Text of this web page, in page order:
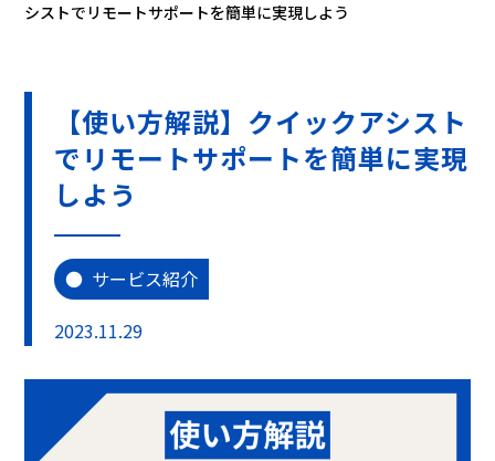
シストでリモートサポートを簡単に実現しよう
【使い方解説】クイックアシスト
でリモートサポートを簡単に実現
しよう
サービス紹介
2023.11.29